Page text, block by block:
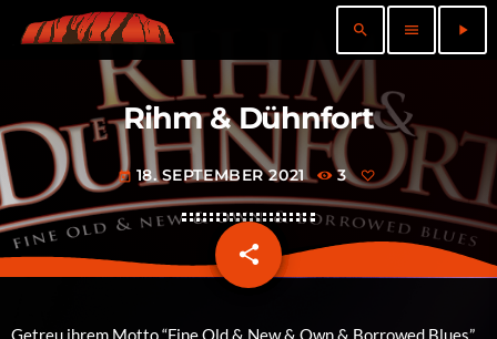
search menu play_arrow
Rihm & Dühnfort
today 18. SEPTEMBER 2021 3
share
email
Getreu ihrem Motto “Fine Old & New & Own & Borrowed Blues”